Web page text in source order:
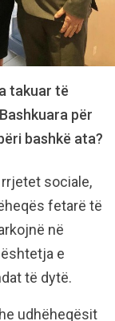
takuar të
për
bashkë ata?
sociale,
fetarë të
në
e
të dytë.
udhëheqësit